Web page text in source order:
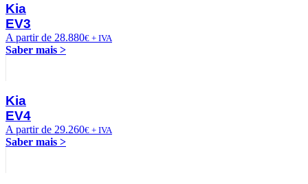
Kia
EV3
A partir de 28.880€ + IVA
Saber mais >
Kia
EV4
A partir de 29.260€ + IVA
Saber mais >